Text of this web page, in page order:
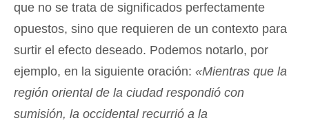
que no se trata de significados perfectamente
opuestos, sino que requieren de un contexto para
surtir el efecto deseado. Podemos notarlo, por
ejemplo, en la siguiente oración: «Mientras que la
región oriental de la ciudad respondió con
sumisión, la occidental recurrió a la